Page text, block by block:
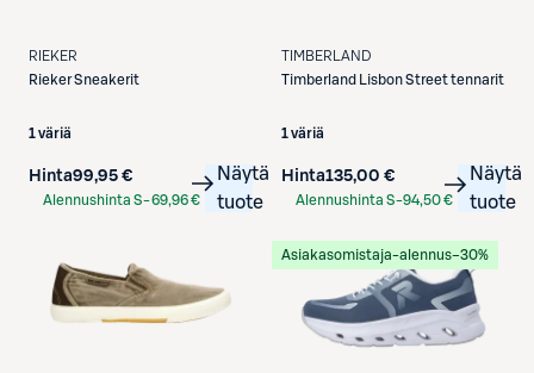
RIEKER
RiekerSneakerit
1 väriä
Hinta99,95 €
Alennushinta S-69,96 €
Näytä
tuote
TIMBERLAND
Timberland
Lisbon Street tennarit
1 väriä
Hinta135,00 €
Alennushinta S-94,50 €
Näytä
tuote
Asiakasomistaja-alennus−30%